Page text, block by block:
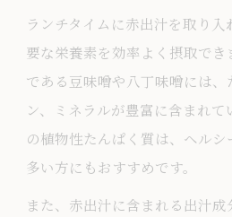
ランチタイムに赤出汁を取り
要な栄養素を効率よく摂取で
である豆味噌や八丁味噌には、
ン、ミネラルが豊富に含まれ
の植物性たんぱく質は、ヘル
多い方にもおすすめです。
また、赤出汁に含まれる出汁